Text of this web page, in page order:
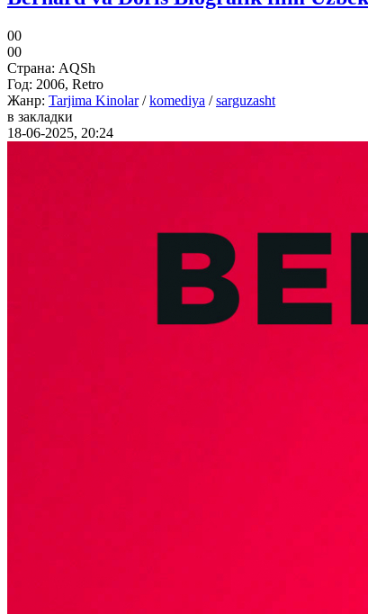
00
00
Страна: AQSh
Год: 2006, Retro
Жанр: Tarjima Kinolar/komediya /sarguzasht
в закладки
18-06-2025, 20:24